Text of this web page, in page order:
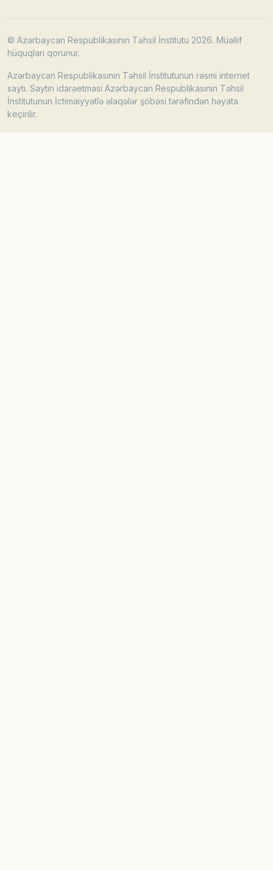
© Azərbaycan Respublikasının Təhsil İnstitutu 2026. Müəllif
hüquqları qorunur.
Azərbaycan Respublikasının Təhsil İnstitutunun rəsmi internet
saytı. Saytın idarəetməsi Azərbaycan Respublikasının Təhsil
İnstitutunun İctimaiyyətlə əlaqələr şöbəsi tərəfindən həyata
keçirilir.